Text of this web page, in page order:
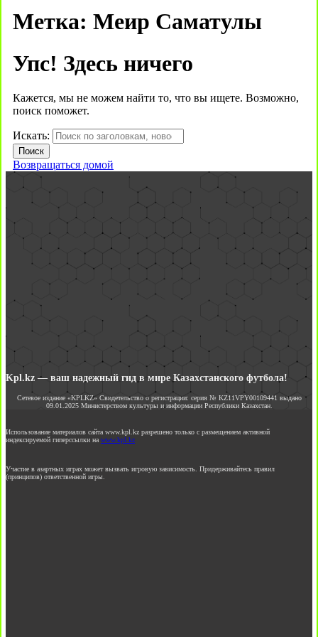
Метка: Меир Саматулы
Упс! Здесь ничего
Кажется, мы не можем найти то, что вы ищете. Возможно,
поиск поможет.
Искать:
Возвращаться домой
Kpl.kz — ваш надежный гид в мире Казахстанского футбола!
Сетевое издание «KPLKZ» Свидетельство о регистрации: серия № KZ11VPY00109441 выдано
09.01.2025 Министерством культуры и информации Республики Казахстан.
Использование материалов сайта www.kpl.kz разрешено только с размещением активной
индексируемой гиперссылки на www.kpl.kz
Участие в азартных играх может вызвать игровую зависимость. Придерживайтесь правил
(принципов) ответственной игры.